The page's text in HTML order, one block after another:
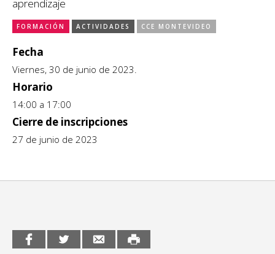
CCE en el interior/libros
Exposiciones
Formación
Género y Diversidad
Infantil y Juvenil
Letras
aprendizaje
FORMACIÓN ACTIVIDADES CCE MONTEVIDEO
Fecha
Viernes, 30 de junio de 2023.
Horario
14:00 a 17:00
Cierre de inscripciones
27 de junio de 2023